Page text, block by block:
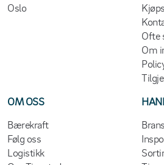
Oslo
Ofte
Om
OM OSS
Bærekraft
Følg oss
Logistikk
Inspo